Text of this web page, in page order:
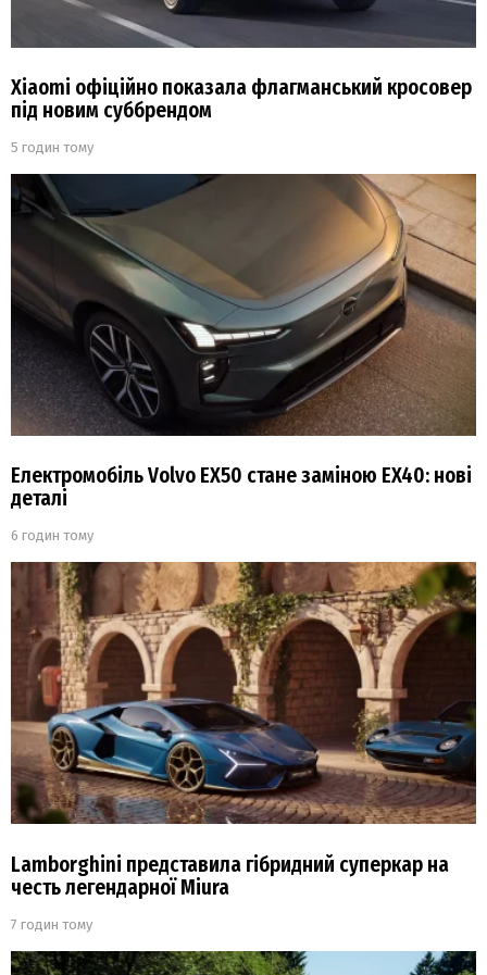
Xiaomi офіційно показала флагманський кросовер
під новим суббрендом
5 годин тому
Електромобіль Volvo EX50 стане заміною EX40: нові
деталі
6 годин тому
Lamborghini представила гібридний суперкар на
честь легендарної Miura
7 годин тому